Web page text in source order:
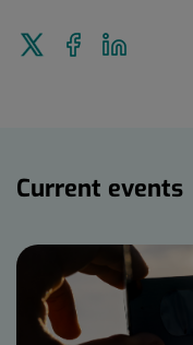
Tweet
this
Share
Current events